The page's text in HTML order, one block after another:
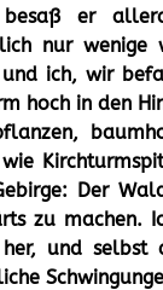
er
nur
ich, wir
hoch in den
Der
zu machen.
und selbst